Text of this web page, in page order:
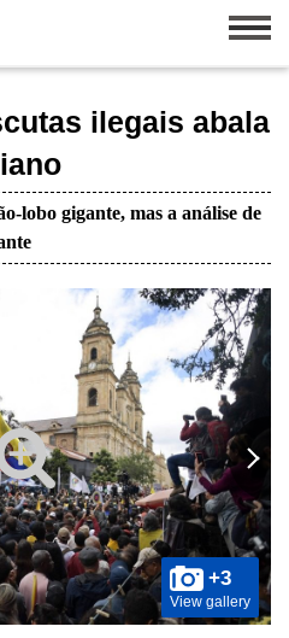
ilegais abala
lobo gigante, mas a análise de
+3
View gallery